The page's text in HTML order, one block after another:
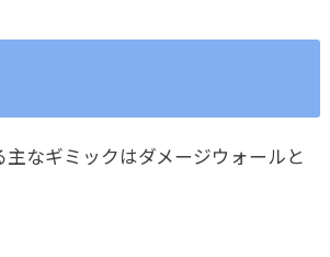
主なギミックはダメージウォールと